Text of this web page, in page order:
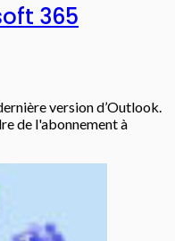
365
version d’Outlook.
de l'abonnement à